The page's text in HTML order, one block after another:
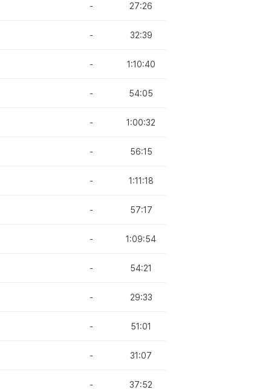
- 27:26
- 32:39
- 1:10:40
- 54:05
- 1:00:32
- 56:15
- 1:11:18
- 57:17
- 1:09:54
- 54:21
- 29:33
- 51:01
- 31:07
- 37:52